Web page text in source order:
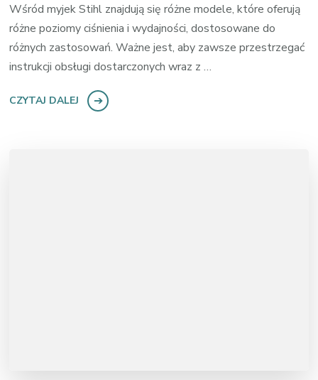
Wśród myjek Stihl znajdują się różne modele, które oferują
różne poziomy ciśnienia i wydajności, dostosowane do
różnych zastosowań. Ważne jest, aby zawsze przestrzegać
instrukcji obsługi dostarczonych wraz z …
CZYTAJ DALEJ